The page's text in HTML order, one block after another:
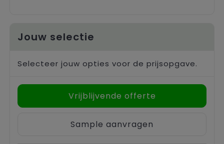
Jouw selectie
Selecteer jouw opties voor de prijsopgave.
Vrijblijvende offerte
Sample aanvragen